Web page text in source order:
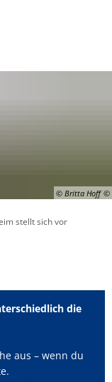
© Britta Hoff
stellt sich vor
die
aus – wenn du